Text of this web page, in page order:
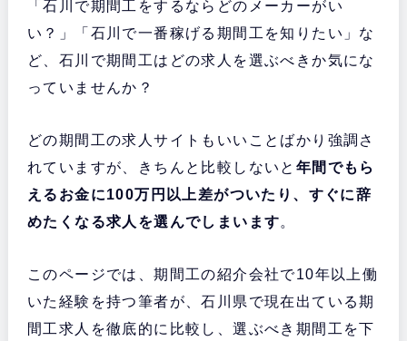
「石川で期間工をするならどのメーカーがい
い？」「石川で一番稼げる期間工を知りたい」な
ど、石川で期間工はどの求人を選ぶべきか気にな
っていませんか？
どの期間工の求人サイトもいいことばかり強調さ
れていますが、きちんと比較しないと 年間でもら
えるお金に100万円以上差がついたり、すぐに辞
めたくなる求人を選んでしまいます。
このページでは、期間工の紹介会社で10年以上働
いた経験を持つ筆者が、石川県で現在出ている期
間工求人を徹底的に比較し、選ぶべき期間工を下